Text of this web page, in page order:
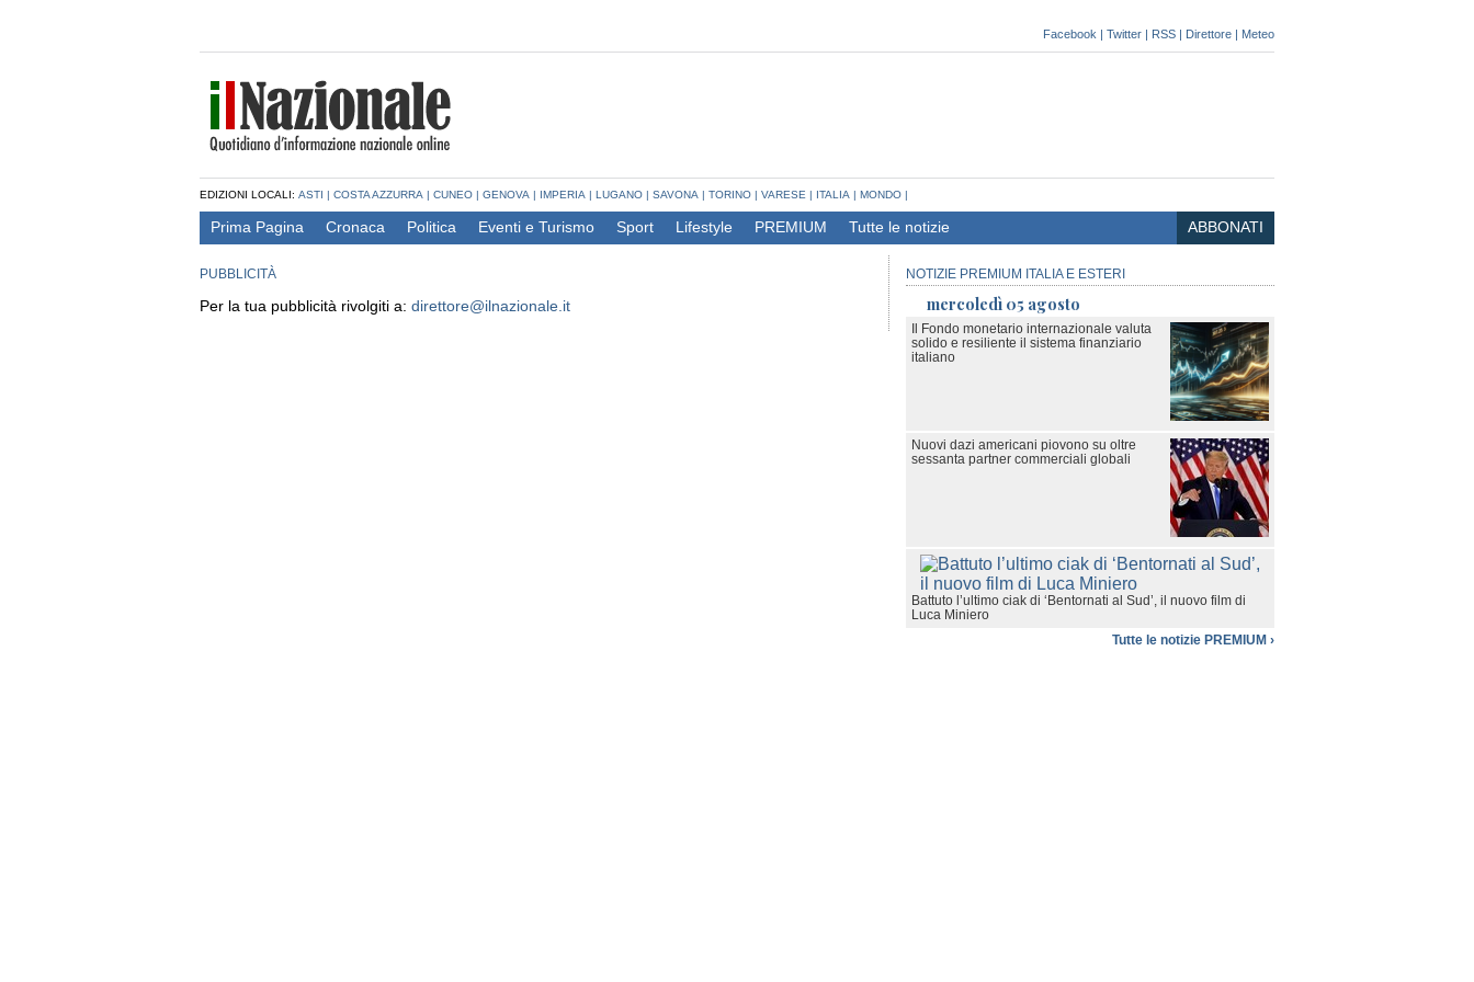
Facebook | Twitter | RSS | Direttore | Meteo
EDIZIONI LOCALI: ASTI | COSTA AZZURRA | CUNEO | GENOVA | IMPERIA | LUGANO | SAVONA | TORINO | VARESE | ITALIA | MONDO |
Prima Pagina Cronaca Politica Eventi e Turismo Sport Lifestyle PREMIUM Tutte le notizie ABBONATI
PUBBLICITÀ
Per la tua pubblicità rivolgiti a: direttore@ilnazionale.it
NOTIZIE PREMIUM ITALIA E ESTERI
mercoledì 05 agosto
Il Fondo monetario internazionale valuta
solido e resiliente il sistema finanziario
italiano
Nuovi dazi americani piovono su oltre
sessanta partner commerciali globali
Battuto l’ultimo ciak di ‘Bentornati al Sud’, il nuovo film di
Luca Miniero
Tutte le notizie PREMIUM ›